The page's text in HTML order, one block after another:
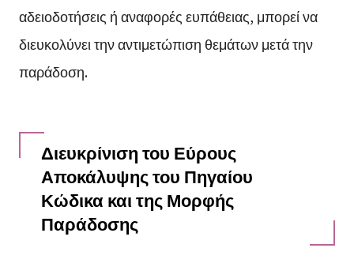
αδειοδοτήσεις ή αναφορές ευπάθειας, μπορεί να
διευκολύνει την αντιμετώπιση θεμάτων μετά την
παράδοση.
Διευκρίνιση του Εύρους
Αποκάλυψης του Πηγαίου
Κώδικα και της Μορφής
Παράδοσης